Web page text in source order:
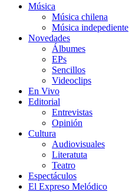
Música, Cultura y Espectáculos
Música
Música chilena
Música indepediente
Novedades
Álbumes
EPs
Sencillos
Videoclips
En Vivo
Editorial
Entrevistas
Opinión
Cultura
Audiovisuales
Literatuta
Teatro
Espectáculos
El Expreso Melódico